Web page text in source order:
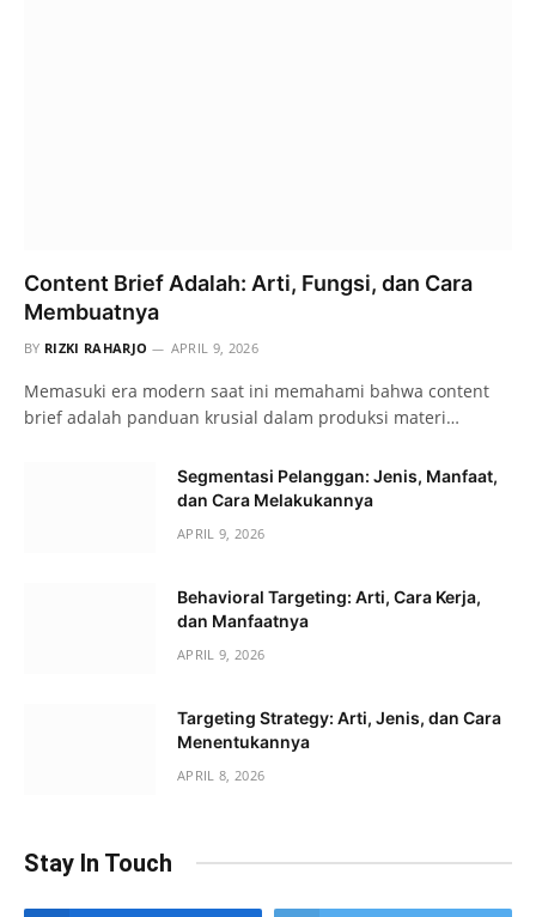
Content Brief Adalah: Arti, Fungsi, dan Cara
Membuatnya
BY RIZKI RAHARJO APRIL 9, 2026
Memasuki era modern saat ini memahami bahwa content
brief adalah panduan krusial dalam produksi materi…
Segmentasi Pelanggan: Jenis, Manfaat,
dan Cara Melakukannya
APRIL 9, 2026
Behavioral Targeting: Arti, Cara Kerja,
dan Manfaatnya
APRIL 9, 2026
Targeting Strategy: Arti, Jenis, dan Cara
Menentukannya
APRIL 8, 2026
Stay In Touch